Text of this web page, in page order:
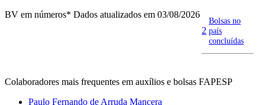
BV em números* Dados atualizados em 03/08/2026
2
Bolsas no
país
concluídas
Colaboradores mais frequentes em auxílios e bolsas FAPESP
Paulo Fernando de Arruda Mancera